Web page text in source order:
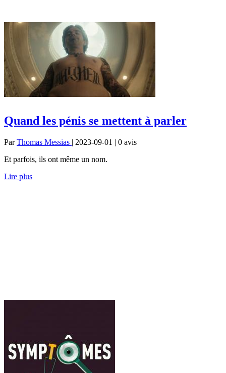
Quand les pénis se mettent à parler
ParThomas Messias | 2023-09-01 | 0 avis
Et parfois, ils ont même un nom.
Lire plus